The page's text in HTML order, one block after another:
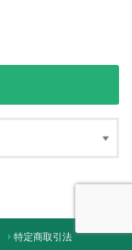
特定商取引法